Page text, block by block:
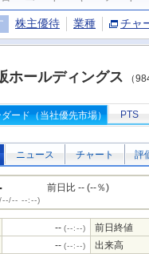
株主優待 業種 チャ
ホールディングス （
ード（当社優先市場） PTS
ニュース チャート 評
--:--)
前日比 -- (--％)
-- (--:--)
前日終値
-- (--:--)
出来高